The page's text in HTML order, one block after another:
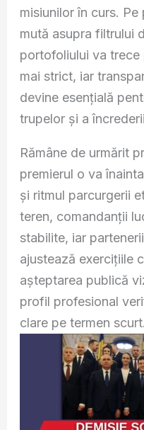
misiunilor în curs.
mută asupra filtrului
portofoliului va
mai strict, iar
devine esențială
trupelor și a
Rămâne de urmărit
premierul o va
și ritmul parcurgerii
teren, comandanții
stabilite, iar
ajustează exercițiile
așteptarea publică
profil profesional
clare pe termen scurt.